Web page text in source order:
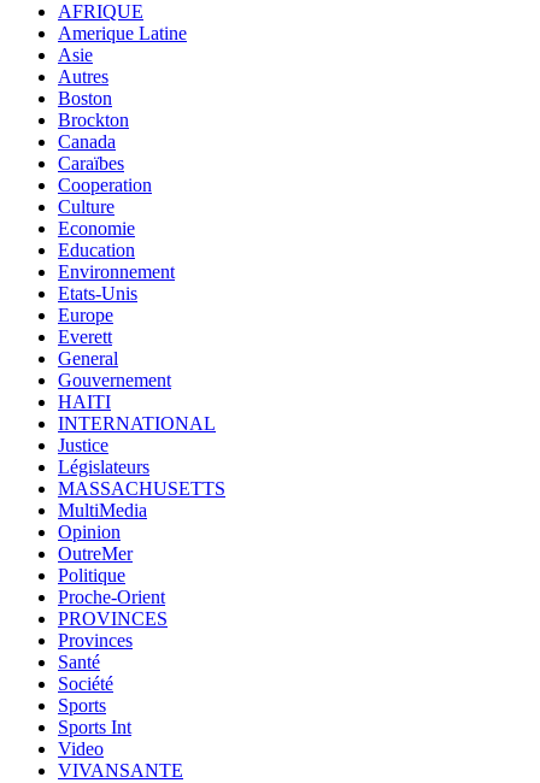
AFRIQUE
Amerique Latine
Asie
Autres
Boston
Brockton
Canada
Caraïbes
Cooperation
Culture
Economie
Education
Environnement
Etats-Unis
Europe
Everett
General
Gouvernement
HAITI
INTERNATIONAL
Justice
Législateurs
MASSACHUSETTS
MultiMedia
Opinion
OutreMer
Politique
Proche-Orient
PROVINCES
Provinces
Santé
Société
Sports
Sports Int
Video
VIVANSANTE